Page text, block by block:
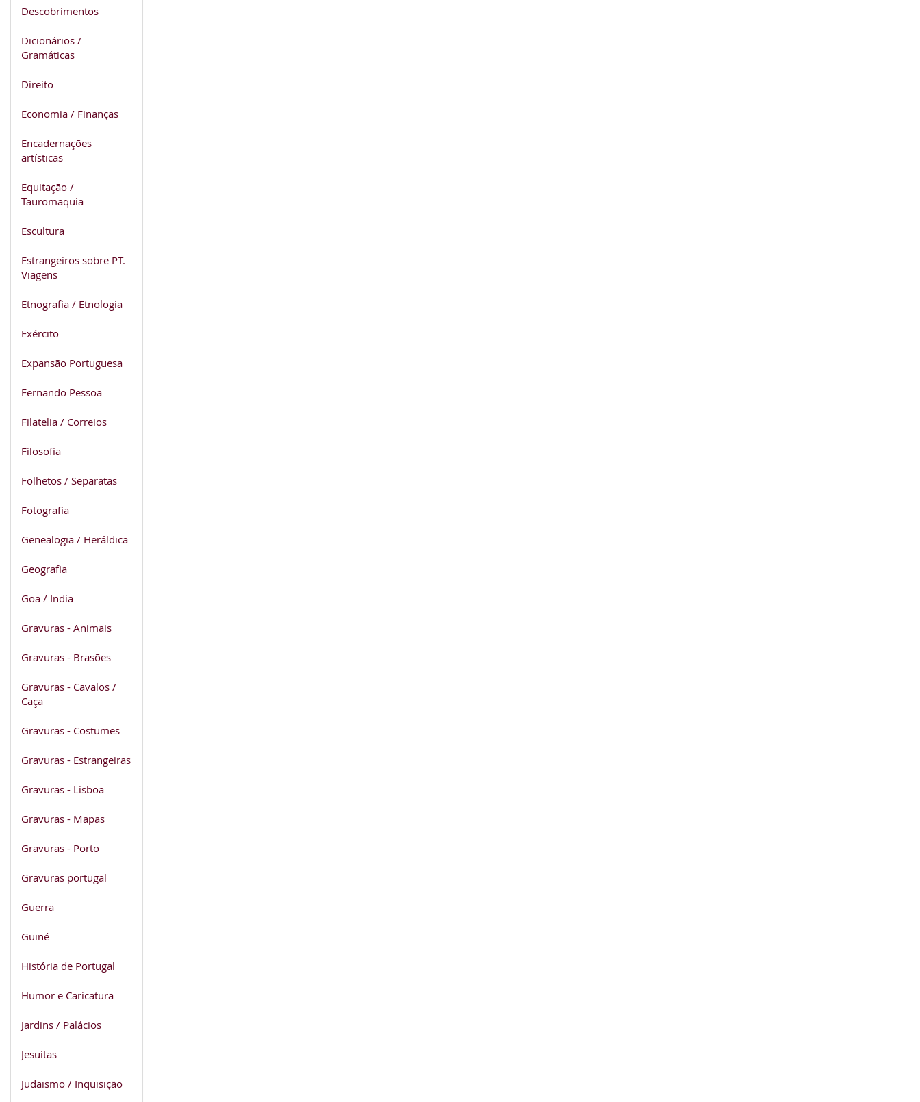
Descobrimentos
Dicionários /
Gramáticas
Direito
Economia / Finanças
Encadernações
artísticas
Equitação /
Tauromaquia
Escultura
Estrangeiros sobre PT.
Viagens
Etnografia / Etnologia
Exército
Expansão Portuguesa
Fernando Pessoa
Filatelia / Correios
Filosofia
Folhetos / Separatas
Fotografia
Genealogia / Heráldica
Geografia
Goa / India
Gravuras - Animais
Gravuras - Brasões
Gravuras - Cavalos /
Caça
Gravuras - Costumes
Gravuras - Estrangeiras
Gravuras - Lisboa
Gravuras - Mapas
Gravuras - Porto
Gravuras portugal
Guerra
Guiné
História de Portugal
Humor e Caricatura
Jardins / Palácios
Jesuitas
Judaismo / Inquisição